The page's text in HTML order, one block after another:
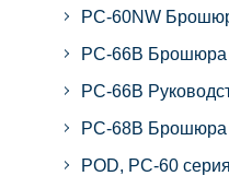
PC-60NW
PC-66B Брошюра
PC-66B
PC-68B Брошюра
POD, PC-60